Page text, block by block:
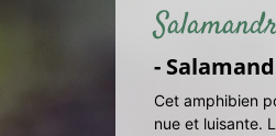
-
Cet amphibien
nue et luisante.